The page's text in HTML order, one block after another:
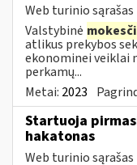
Web turinio sąrašas
Valstybinė
atlikus prekybos
ekonominei veiklai
perkamų...
Metai: 2023
Startuoja
hakatonas
Web turinio sąrašas